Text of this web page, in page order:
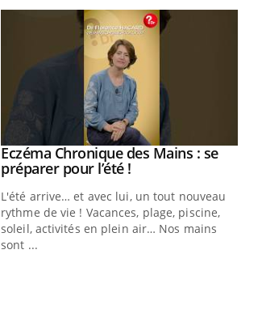
Youtube
Eczéma Chronique des Mains : se
préparer pour l’été !Youtube
L'été arrive… et avec lui, un tout nouveau
rythme de vie ! Vacances, plage, piscine,
soleil, activités en plein air… Nos mains
sont ...